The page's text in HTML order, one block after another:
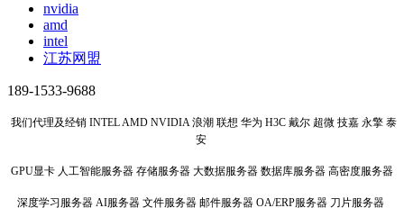
nvidia
amd
intel
江苏网盟
189-1533-9688
我们代理及经销 INTEL AMD NVIDIA 浪潮 联想 华为 H3C 戴尔 超微 技嘉 永擎 泰
安
GPU显卡 人工智能服务器 存储服务器 大数据服务器 数据库服务器 高密度服务器
深度学习服务器 AI服务器 文件服务器 邮件服务器 OA/ERP服务器 刀片服务器